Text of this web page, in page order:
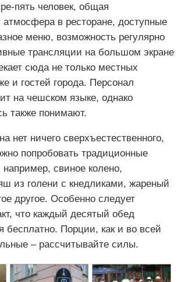
пять человек, общая
в ресторане, доступные
меню, возможность регулярно
трансляции на большом экране
сюда не только местных
и гостей города. Персонал
на чешском языке, однако
также понимают.
нет ничего сверхъестественного,
попробовать традиционные
свиное колено,
из голени с кнедликами, жареный
другое. Особенно следует
что каждый десятый обед
бесплатно. Порции, как и во всей
– рассчитывайте силы.